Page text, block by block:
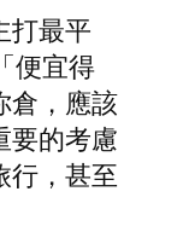
打最平
便宜得
倉，應該
要的考慮
行，甚至